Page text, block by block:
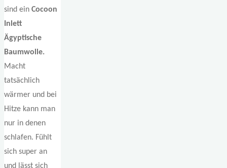
sind ein Cocoon
Inlett
Ägyptische
Baumwolle.
Macht
tatsächlich
wärmer und bei
Hitze kann man
nur in denen
schlafen. Fühlt
sich super an
und lässt sich